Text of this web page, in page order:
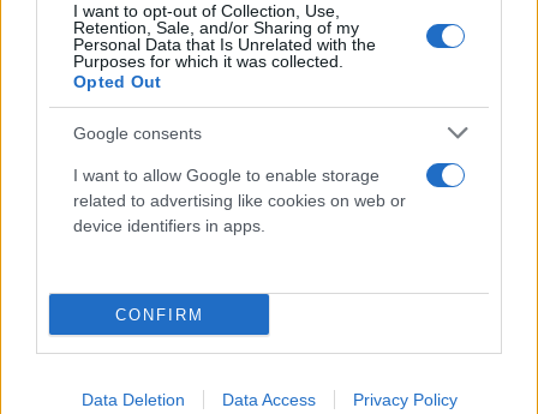
I want to opt-out of Collection, Use,
Retention, Sale, and/or Sharing of my
Personal Data that Is Unrelated with the
Purposes for which it was collected.
Opted Out
Google consents
I want to allow Google to enable storage
related to advertising like cookies on web or
device identifiers in apps.
CONFIRM
Data Deletion Data Access Privacy Policy
Σκωτία: Βροχή ενός μήνα αναμένεται να πέσει σε
μία μέρα - Εκκενώνεται πόλη
Συντακτική
Flash.gr